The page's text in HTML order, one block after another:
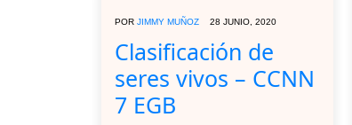
POR JIMMY MUÑOZ 28 JUNIO, 2020
Clasificación de
seres vivos – CCNN
7 EGB